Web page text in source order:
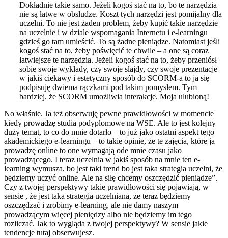
Dokładnie takie samo. Jeżeli kogoś stać na to, bo te narzędzia
nie są łatwe w obsłudze. Koszt tych narzędzi jest pomijalny dla
uczelni. To nie jest żaden problem, żeby kupić takie narzędzie
na uczelnie i w dziale wspomagania Internetu i e-learningu
gdzieś go tam umieścić. To są żadne pieniądze. Natomiast jeśli
kogoś stać na to, żeby poświęcić te chwile – a one są coraz
łatwiejsze te narzędzia. Jeżeli kogoś stać na to, żeby przeniósł
sobie swoje wykłady, czy swoje slajdy, czy swoje prezentacje
w jakiś ciekawy i estetyczny sposób do SCORM-a to ja się
podpisuję dwiema rączkami pod takim pomysłem. Tym
bardziej, że SCORM umożliwia interakcje. Moja ulubioną!
No właśnie. Ja też obserwuję pewne prawidłowości w momencie
kiedy prowadzę studia podyplomowe na WSE. Ale to jest kolejny
duży temat, to co do mnie dotarło – to już jako ostatni aspekt tego
akademickiego e-learningu – to takie opinie, że te zajęcia, które ja
prowadzę online to one wymagają ode mnie czasu jako
prowadzącego. I teraz uczelnia w jakiś sposób na mnie ten e-
learning wymusza, bo jest taki trend bo jest taka strategia uczelni, że
będziemy uczyć online. Ale na siłę chcemy oszczędzić pieniądze”.
Czy z twojej perspektywy takie prawidłowości się pojawiają, w
sensie , że jest taka strategia uczelniana, że teraz będziemy
oszczędzać i zrobimy e-learning, ale nie damy naszym
prowadzącym więcej pieniędzy albo nie będziemy im tego
rozliczać. Jak to wygląda z twojej perspektywy? W sensie jakie
tendencje tutaj obserwujesz.